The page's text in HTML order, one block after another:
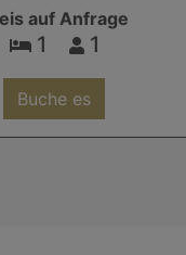
auf Anfrage
1 1
Buche es